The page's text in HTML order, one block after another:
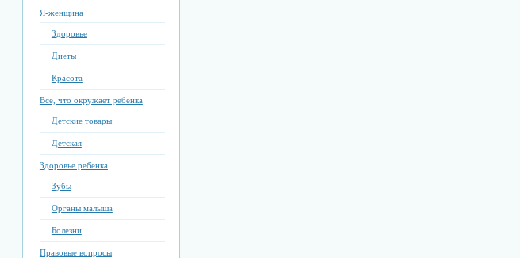
Я-женщина
Здоровье
Диеты
Красота
Все, что окружает ребенка
Детские товары
Детская
Здоровье ребенка
Зубы
Органы малыша
Болезни
Правовые вопросы